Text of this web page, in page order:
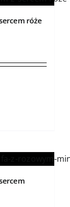
róże